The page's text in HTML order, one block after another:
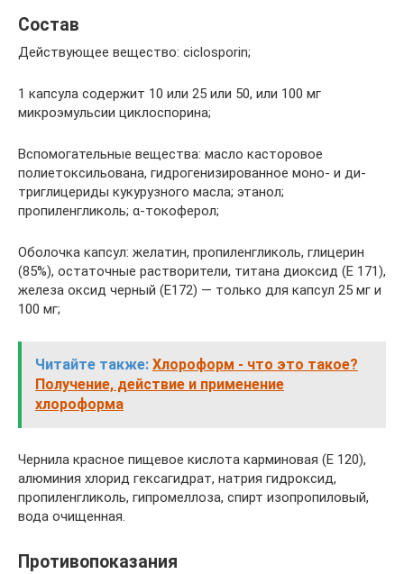
Состав
Действующее вещество: ciclosporin;
1 капсула содержит 10 или 25 или 50, или 100 мг
микроэмульсии циклоспорина;
Вспомогательные вещества: масло касторовое
полиетоксильована, гидрогенизированное моно- и ди-
триглицериды кукурузного масла; этанол;
пропиленгликоль; α-токоферол;
Оболочка капсул: желатин, пропиленгликоль, глицерин
(85%), остаточные растворители, титана диоксид (Е 171),
железа оксид черный (Е172) — только для капсул 25 мг и
100 мг;
Читайте также: Хлороформ - что это такое?
Получение, действие и применение
хлороформа
Чернила красное пищевое кислота карминовая (Е 120),
алюминия хлорид гексагидрат, натрия гидроксид,
пропиленгликоль, гипромеллоза, спирт изопропиловый,
вода очищенная.
Противопоказания